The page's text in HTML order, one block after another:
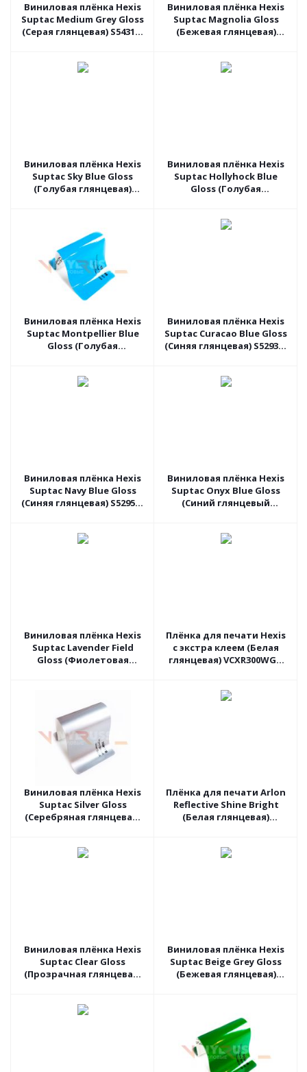
Виниловая плёнка Hexis
Suptac Medium Grey Gloss
(Серая глянцевая) S5431B,
Виниловая плёнка Hexis
Suptac Magnolia Gloss
(Бежевая глянцевая)
Виниловая плёнка Hexis
Suptac Sky Blue Gloss
(Голубая глянцевая)
Виниловая плёнка Hexis
Suptac Hollyhock Blue
Gloss (Голубая
Виниловая плёнка Hexis
Suptac Montpellier Blue
Gloss (Голубая
Виниловая плёнка Hexis
Suptac Curacao Blue Gloss
(Синяя глянцевая) S5293B,
Виниловая плёнка Hexis
Suptac Navy Blue Gloss
(Синяя глянцевая) S5295B,
Виниловая плёнка Hexis
Suptac Onyx Blue Gloss
(Синий глянцевый
Виниловая плёнка Hexis
Suptac Lavender Field
Gloss (Фиолетовая
Плёнка для печати Hexis
с экстра клеем (Белая
глянцевая) VCXR300WG1,
Виниловая плёнка Hexis
Suptac Silver Gloss
(Серебряная глянцевая)
Плёнка для печати Arlon
Reflective Shine Bright
(Белая глянцевая)
Виниловая плёнка Hexis
Suptac Clear Gloss
(Прозрачная глянцевая)
Виниловая плёнка Hexis
Suptac Beige Grey Gloss
(Бежевая глянцевая)